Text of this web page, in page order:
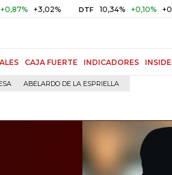
+3,02% DTF 10,34% +0,10% +0,98%
CAJA FUERTE INDICADORES INSIDE
ABELARDO DE LA ESPRIELLA